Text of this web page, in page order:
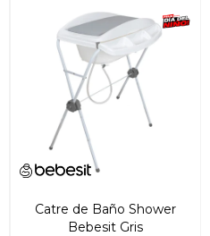
Catre de Baño Shower
Bebesit Gris